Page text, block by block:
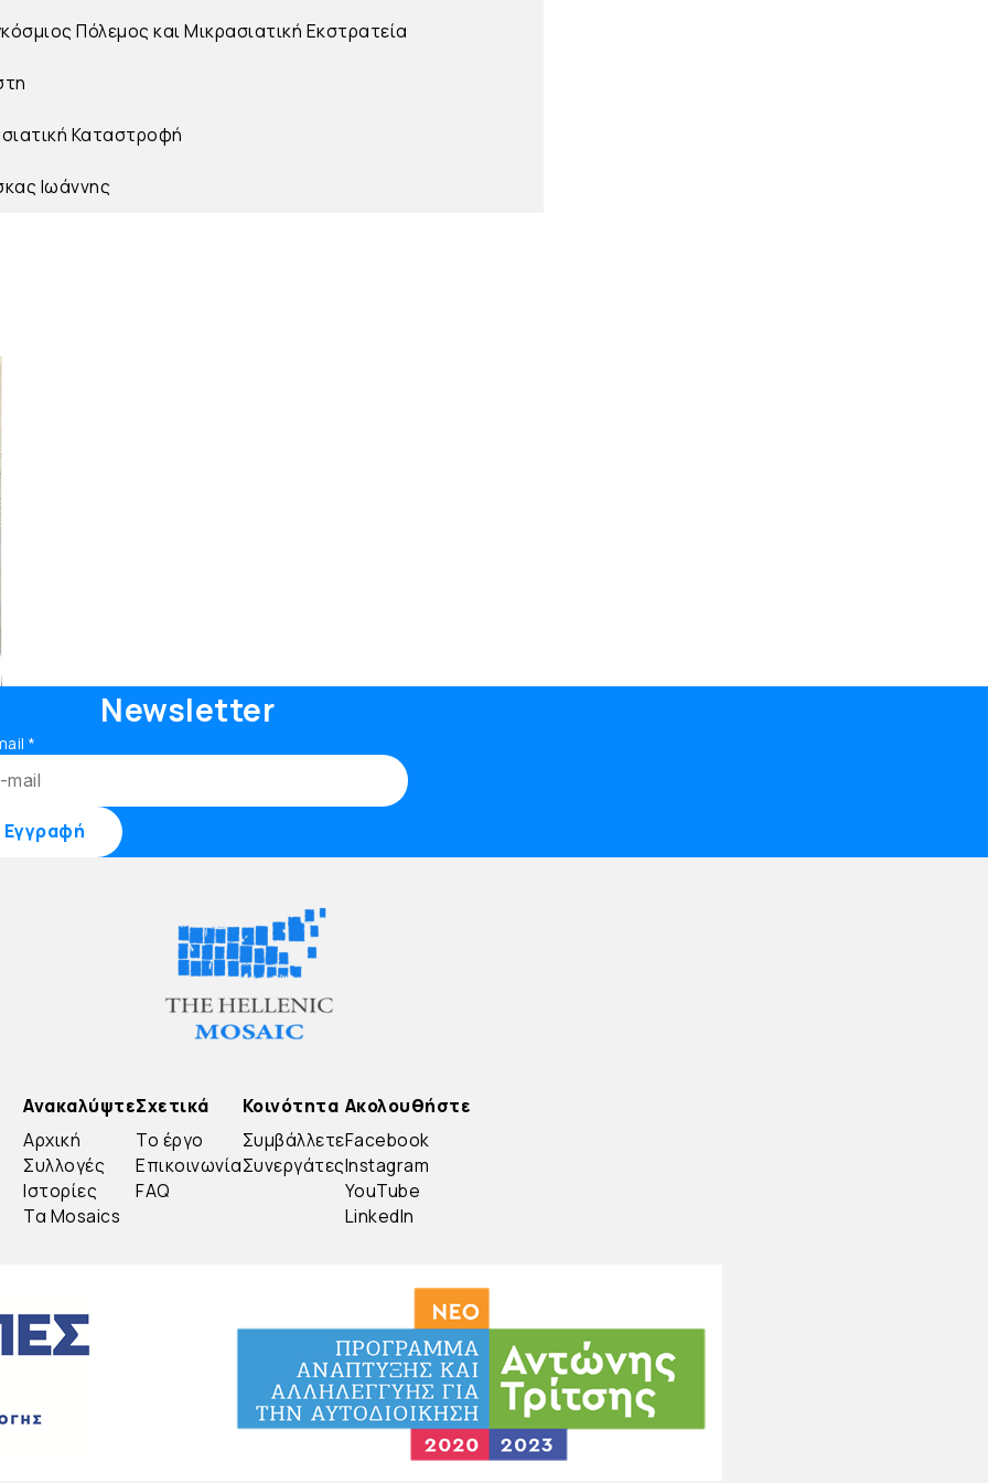
Πόλεμος και Μικρασιατική Εκστρατεία
Καταστροφή
Ιωάννης
Newsletter
*
Ανακαλύψτε
Αρχική
Συλλογές
Ιστορίες
Τα Mosaics
Σχετικά
Το έργο
Επικοινωνία
FAQ
Κοινότητα
Συμβάλλετε
Συνεργάτες
Ακολουθήστε
Facebook
Instagram
YouTube
LinkedIn